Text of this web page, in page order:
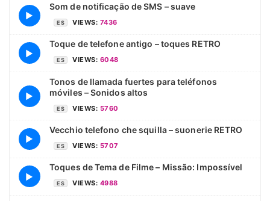
▶
Som de notificação de SMS – suave
ES VIEWS: 7436
▶
Toque de telefone antigo – toques RETRO
ES VIEWS: 6048
▶
Tonos de llamada fuertes para teléfonos
móviles – Sonidos altos
ES VIEWS: 5760
▶
Vecchio telefono che squilla – suonerie RETRO
ES VIEWS: 5707
▶
Toques de Tema de Filme – Missão: Impossível
ES VIEWS: 4988